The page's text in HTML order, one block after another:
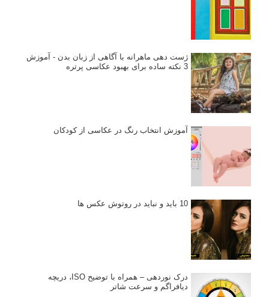
ژست دهی ماهرانه با آگاهی از زبان بدن - آموزش
3 نکته ساده برای بهبود عکاسی پرتره
آموزش انتخاب رنگ در عکاسی از کودکان
10 باید و نباید در روتوش عکس ها
درک نوردهی – همراه با توضیح ISO، دریچه
دیافراگم و سرعت شاتر